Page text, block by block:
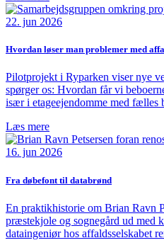
22. jun 2026
Hvordan løser man problemer med
Pilotprojekt i Ryparken viser nye
spørger os: Hvordan får vi
især i etageejendomme med
Læs mere
16. jun 2026
Fra døbefont til databrønd
En praktikhistorie om Brian Ravn
præstekjole og sognegård ud med
dataingeniør hos